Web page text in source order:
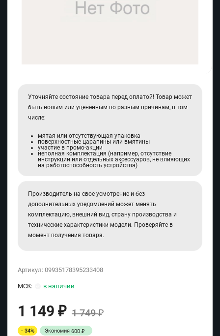
Уточняйте состояние товара перед оплатой! Товар может
быть новым или уценённым по разным причинам, в том
числе:
мятая или отсутствующая упаковка
поверхностные царапины или вмятины
участие в промо-акции
неполная комплектация (например, отсутствие
инструкции или отдельных аксессуаров, не влияющих
на работоспособность устройства)
Производитель на свое усмотрение и без
дополнительных уведомлений может менять
комплектацию, внешний вид, страну производства и
технические характеристики модели. Проверяйте в
момент получения товара.
Артикул: 09935178395233408
МСК: в наличии
1 149 ₽ 1 749₽
- 34% Экономия 600 ₽